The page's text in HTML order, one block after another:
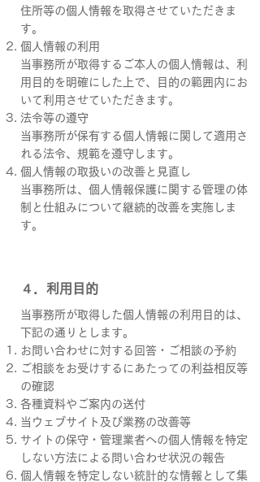
住所等の個人情報を取得させていただきま
す。
個人情報の利用
当事務所が取得するご本人の個人情報は、利
用目的を明確にした上で、目的の範囲内にお
いて利用させていただきます。
法令等の遵守
当事務所が保有する個人情報に関して適用さ
れる法令、規範を遵守します。
個人情報の取扱いの改善と見直し
当事務所は、個人情報保護に関する管理の体
制と仕組みについて継続的改善を実施しま
す。
４．利用目的
​当事務所が取得した個人情報の利用目的は、
下記の通りとします。
お問い合わせに対する回答・ご相談の予約
ご相談をお受けするにあたっての利益相反等
の確認
各種資料やご案内の送付
当ウェブサイト及び業務の改善等
サイトの保守・管理業者への個人情報を特定
しない方法による問い合わせ状況の報告
個人情報を特定しない統計的な情報として集